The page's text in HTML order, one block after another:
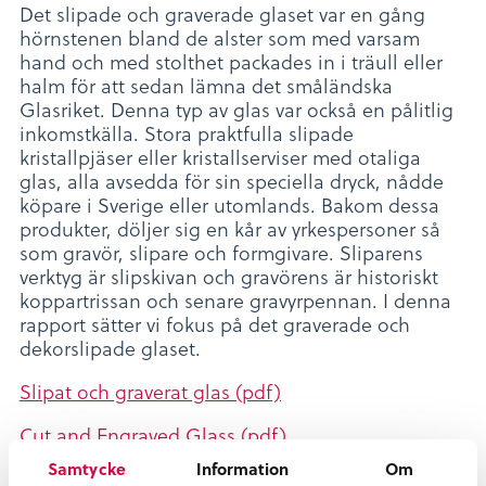
Samtycke Information Om
Det slipade och graverade glaset var en gång
hörnstenen bland de alster som med varsam
hand och med stolthet packades in i träull eller
halm för att sedan lämna det småländska
Glasriket. Denna typ av glas var också en pålitlig
inkomstkälla. Stora praktfulla slipade
kristallpjäser eller kristallserviser med otaliga
glas, alla avsedda för sin speciella dryck, nådde
köpare i Sverige eller utomlands. Bakom dessa
produkter, döljer sig en kår av yrkespersoner så
som gravör, slipare och formgivare. Sliparens
verktyg är slipskivan och gravörens är historiskt
koppartrissan och senare gravyrpennan. I denna
rapport sätter vi fokus på det graverade och
dekorslipade glaset.
Slipat och graverat glas (pdf)
Cut and Engraved Glass (pdf)